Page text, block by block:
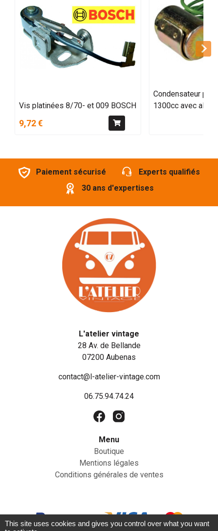
Vis platinées 8/70- et 009 BOSCH
9,72 €
Condensateur
1300cc avec
Paiement sécurisé
Experts qualifiés
30 ans d'expertises
L'atelier vintage
28 Av. de Bellande
07200 Aubenas
contact@l-atelier-vintage.com
06.75.94.74.24
Menu
Boutique
Mentions légales
Conditions générales de ventes
This site uses cookies and gives you control over what you want